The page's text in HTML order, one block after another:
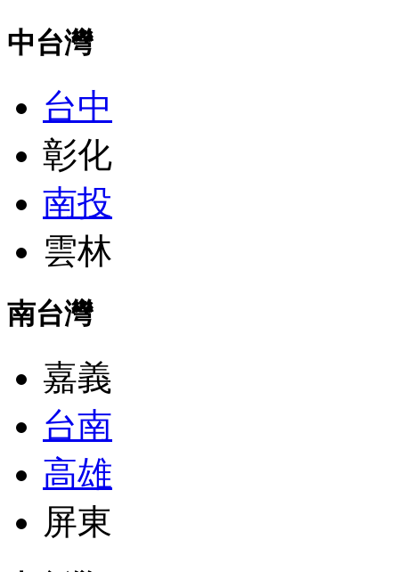
中台灣
台中
彰化
南投
雲林
南台灣
嘉義
台南
高雄
屏東